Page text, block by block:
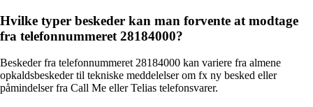
Hvilke typer beskeder kan man forvente at modtage
fra telefonnummeret 28184000?
Beskeder fra telefonnummeret 28184000 kan variere fra almene
opkaldsbeskeder til tekniske meddelelser om fx ny besked eller
påmindelser fra Call Me eller Telias telefonsvarer.